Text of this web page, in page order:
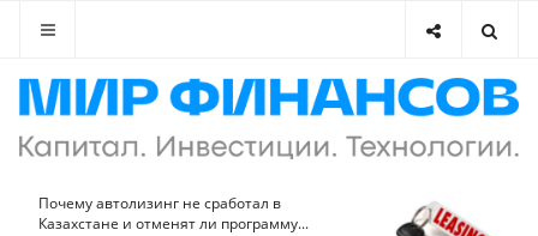
Почему автолизинг не сработал в
Казахстане и отменят ли программу...